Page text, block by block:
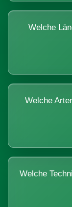
Welche
Welche
Welche